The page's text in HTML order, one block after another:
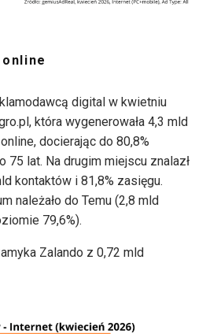
digital w kwietniu
która wygenerowała 4,3 mld
docierając do 80,8%
75 lat. Na drugim miejscu znalazł
kontaktów i 81,8% zasięgu.
należało do Temu (2,8 mld
79,6%).
Zalando z 0,72 mld